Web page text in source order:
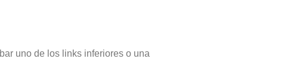
uno de los links inferiores o una